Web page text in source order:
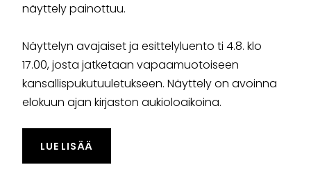
näyttely painottuu.
Näyttelyn avajaiset ja esittelyluento ti 4.8. klo
17.00, josta jatketaan vapaamuotoiseen
kansallispukutuuletukseen. Näyttely on avoinna
elokuun ajan kirjaston aukioloaikoina.
LUE LISÄÄ